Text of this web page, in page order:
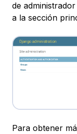
de
a la sección
Para obtener